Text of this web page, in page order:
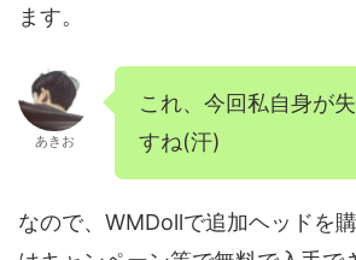
ます。
あきお
これ、今回私自身が
すね(汗)
なので、WMDollで追加ヘッドを